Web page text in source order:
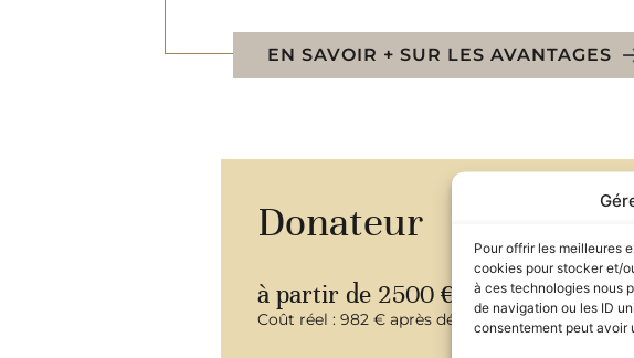
Pour offrir les meilleures
cookies pour stocker et/
à ces technologies nous
de navigation ou les ID
consentement peut avoir
EN SAVOIR + SUR LES AVANTAGES
Donateur
à partir de 2500 €
Coût réel : 982 € après déduction fiscale